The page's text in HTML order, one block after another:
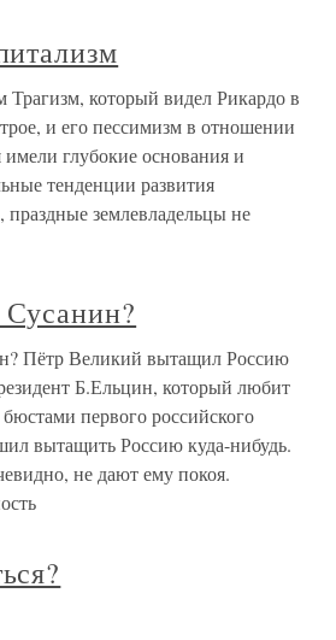
Трагизм, который видел Рикардо в
и его пессимизм в отношении
имели глубокие основания и
тенденции развития
праздные землевладельцы не
Пётр Великий вытащил Россию
Б.Ельцин, который любит
первого российского
вытащить Россию куда-нибудь.
не дают ему покоя.